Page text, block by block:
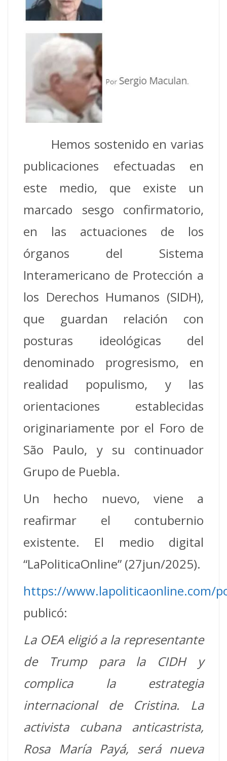
Hemos sostenido en varias
publicaciones efectuadas en
este medio, que existe un
marcado sesgo confirmatorio,
en las actuaciones de los
órganos del Sistema
Interamericano de Protección a
los Derechos Humanos (SIDH),
que guardan relación con
posturas ideológicas del
denominado progresismo, en
realidad populismo, y las
orientaciones establecidas
originariamente por el Foro de
São Paulo, y su continuador
Grupo de Puebla.
Un hecho nuevo, viene a
reafirmar el contubernio
existente. El medio digital
“LaPoliticaOnline” (27jun/2025).
https://www.lapoliticaonline.com/
publicó:
La OEA eligió a la representante
de Trump para la CIDH y
complica la estrategia
internacional de Cristina. La
activista cubana anticastrista,
Rosa María Payá, será nueva